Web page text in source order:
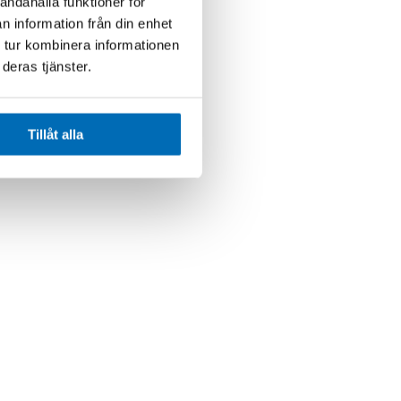
information från din enhet
kombinera informationen
tjänster.
Tillåt alla